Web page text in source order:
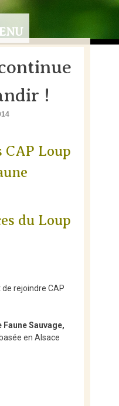
!
CAP Loup
du Loup
rejoindre CAP
Sauvage,
en Alsace